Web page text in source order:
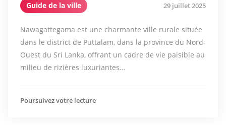
Guide de la ville 29 juillet 2025
Nawagattegama est une charmante ville rurale située
dans le district de Puttalam, dans la province du Nord-
Ouest du Sri Lanka, offrant un cadre de vie paisible au
milieu de rizières luxuriantes…
Poursuivez votre lecture